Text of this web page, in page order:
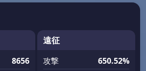
8656
遠征
攻撃
650.52%